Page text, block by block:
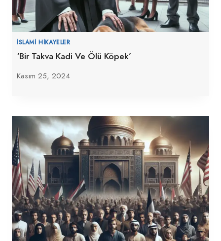
İSLAMI HIKAYELER
‘Bir Takva Kadi Ve Ölü Köpek’
Kasım 25, 2024